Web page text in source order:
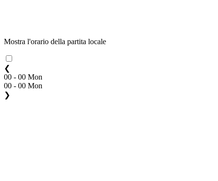
Mostra l'orario della partita locale
❮
00 - 00 Mon
00 - 00 Mon
❯